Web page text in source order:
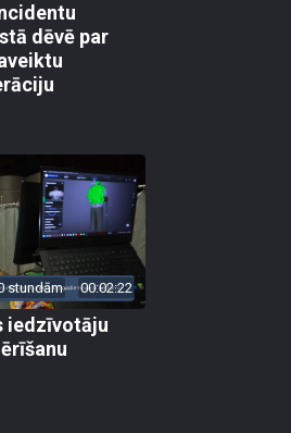
dēvē par
stundām 00:02:22
iedzīvotāju